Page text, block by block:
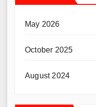
May 2026
October 2025
August 2024